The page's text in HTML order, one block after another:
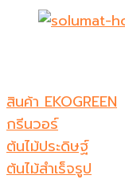
สินค้า EKOGREEN
กรีนวอร์
ต้นไม้ประดิษฐ์
ต้นไม้สำเร็จรูป